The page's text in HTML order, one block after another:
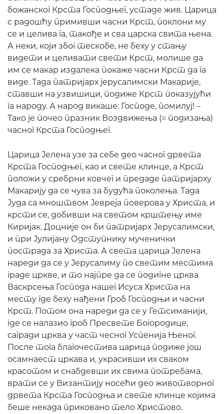
божанског Крста Господњег, устаде жив. Царица
с радошћу примивши часни Крст, поклони му
се и целива га, такође и сва царска свита њена.
А неки, који због тескобе, не беху у стању
видети и целивати свети Крст, молише да
им се макар издалека покаже часни Крст да га
виде. Тада патријарх јерусалимски Макарије,
ставши на узвишици, подиже Крст показујући
га народу. А народ викаше: Господе, помилуј! –
Тако је почео празник Воздвижења (= подизања)
часног Крста Господњег.
Царица Јелена узе за себе део часног дрвета
Крста Господњег, као и свете клинце, а Крст
положи у сребрни ковчег и предаде патријарху
Макарију да се чува за будућа поколења. Тада
Јуда са мноштвом Јевреја поверова у Христа, и
крсти се, добивши на светом крштењу име
Киријак. Доцније он би патријарх Јерусалимски,
и при Јулијану Одступнику мученички
пострада за Христа. А света царица Јелена
нареди да се у Јерусалиму по светим местима
граде цркве, и то најпре да се подигне црква
Васкрсења Господа нашег Исуса Христа на
месту где беху нађени Гроб Господњи и часни
Крст. Потом она нареди да се у Гетсиманији,
где се налазио гроб Пресвете Богородице,
сагради црква у част чесног Успенија Њеног.
После тога благочестива царица подиже још
осамнаест цркава и, украсивши их сваком
красотом и снабдевши их свима потребама,
врати се у Византију носећи део животворног
дрвета Крста Господња и свете клинце којима
беше некада приковано тело Христово.